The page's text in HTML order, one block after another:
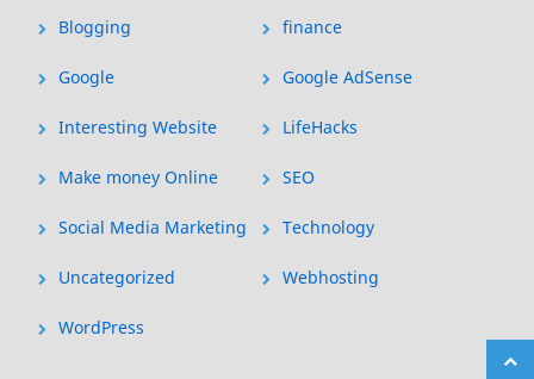
Blogging finance
Google Google AdSense
Interesting Website LifeHacks
Make money Online SEO
Social Media Marketing Technology
Uncategorized Webhosting
WordPress